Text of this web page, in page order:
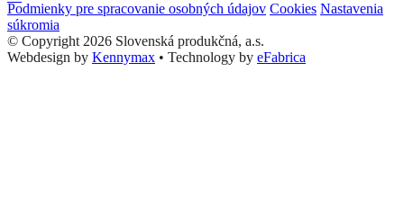
Podmienky pre spracovanie osobných údajov Cookies Nastavenia
súkromia
© Copyright 2026 Slovenská produkčná, a.s.
Webdesign by Kennymax • Technology by eFabrica